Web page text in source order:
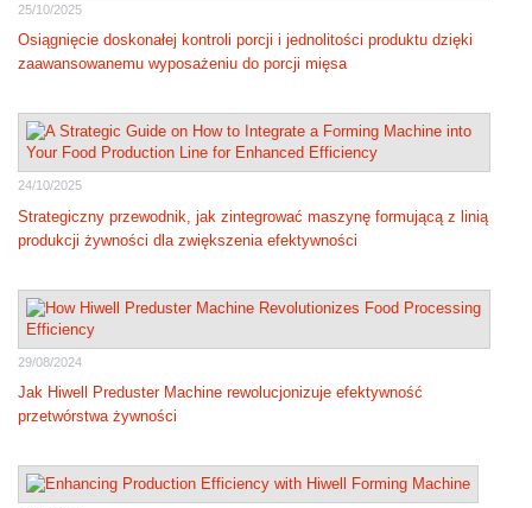
25/10/2025
Osiągnięcie doskonałej kontroli porcji i jednolitości produktu dzięki
zaawansowanemu wyposażeniu do porcji mięsa
24/10/2025
Strategiczny przewodnik, jak zintegrować maszynę formującą z linią
produkcji żywności dla zwiększenia efektywności
29/08/2024
Jak Hiwell Preduster Machine rewolucjonizuje efektywność
przetwórstwa żywności